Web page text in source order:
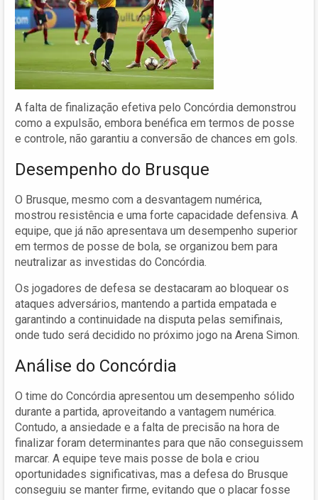
A falta de finalização efetiva pelo Concórdia demonstrou
como a expulsão, embora benéfica em termos de posse
e controle, não garantiu a conversão de chances em gols.
Desempenho do Brusque
O Brusque, mesmo com a desvantagem numérica,
mostrou resistência e uma forte capacidade defensiva. A
equipe, que já não apresentava um desempenho superior
em termos de posse de bola, se organizou bem para
neutralizar as investidas do Concórdia.
Os jogadores de defesa se destacaram ao bloquear os
ataques adversários, mantendo a partida empatada e
garantindo a continuidade na disputa pelas semifinais,
onde tudo será decidido no próximo jogo na Arena Simon.
Análise do Concórdia
O time do Concórdia apresentou um desempenho sólido
durante a partida, aproveitando a vantagem numérica.
Contudo, a ansiedade e a falta de precisão na hora de
finalizar foram determinantes para que não conseguissem
marcar. A equipe teve mais posse de bola e criou
oportunidades significativas, mas a defesa do Brusque
conseguiu se manter firme, evitando que o placar fosse